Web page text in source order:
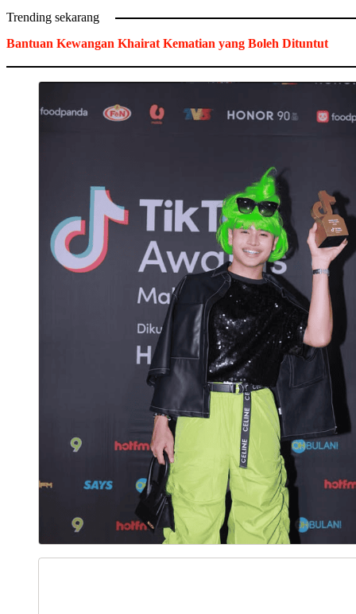
Trending sekarang
Bantuan Kewangan Khairat Kematian yang Boleh Dituntut